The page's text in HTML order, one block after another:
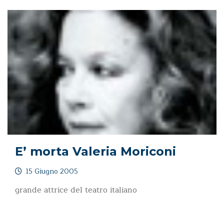
E’ morta Valeria Moriconi
15 Giugno 2005
grande attrice del teatro italiano